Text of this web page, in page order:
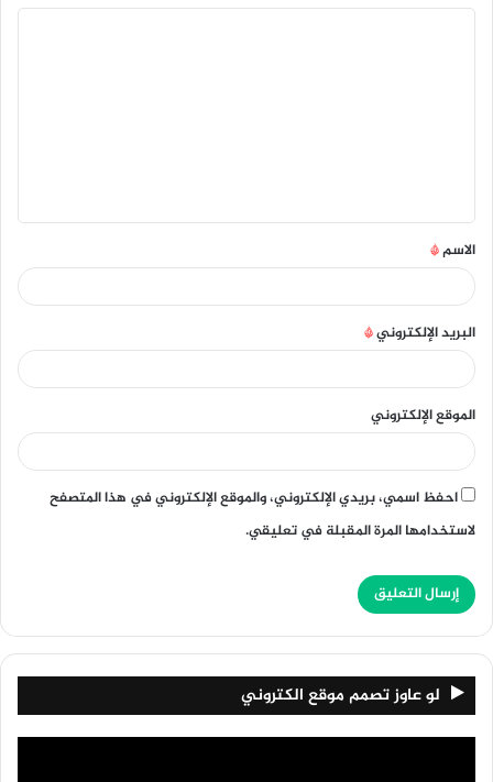
ق
*
الاسم*
البريد الإلكتروني*
الموقع الإلكتروني
احفظ اسمي، بريدي الإلكتروني، والموقع الإلكتروني في هذا المتصفح
لاستخدامها المرة المقبلة في تعليقي.
لو عاوز تصمم موقع الكتروني